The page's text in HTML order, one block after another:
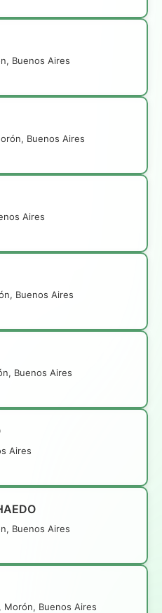
Buenos Aires
Buenos Aires
Aires
Buenos Aires
Buenos Aires
Aires
Buenos Aires
Morón, Buenos Aires